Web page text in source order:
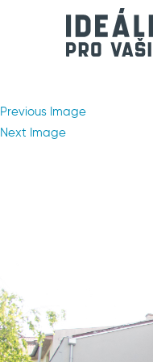
Previous Image
Next Image